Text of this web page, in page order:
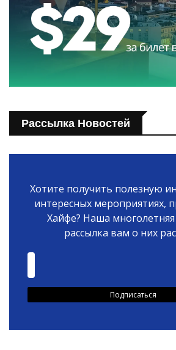
Рассылка Новостей
Хотите получить полезную
интересных мероприятиях,
Хайфе? Наша
рассылка вам о них